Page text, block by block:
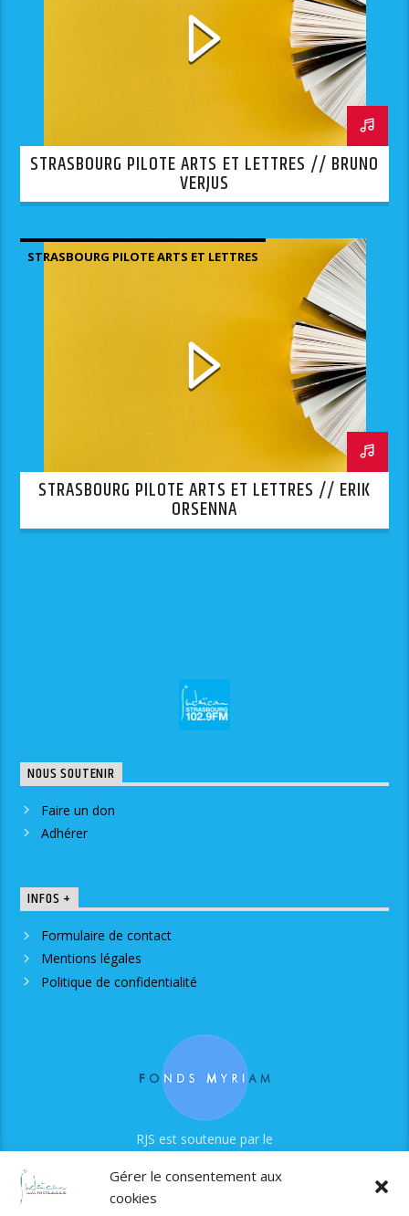
Gérer le consentement aux
cookies
STRASBOURG PILOTE ARTS ET LETTRES // BRUNO
VERJUS
STRASBOURG PILOTE ARTS ET LETTRES
STRASBOURG PILOTE ARTS ET LETTRES // ERIK
ORSENNA
NOUS SOUTENIR
Faire un don
Adhérer
INFOS +
Formulaire de contact
Mentions légales
Politique de confidentialité
RJS est soutenue par le